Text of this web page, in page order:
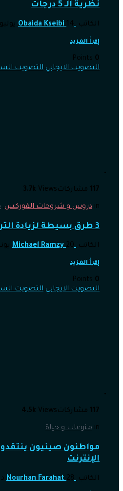
نظرية الـ 5 درجات
الكاتب Obaida Kseibi 14 يوليو، 2023, 8:20 م
إقرأ المزيد
0
التصويت الايجابي التصويت
117 مشاركات 3.7k Views
in دروس و شروحات الفوركس
3 طرق بسيطة لزيادة التركيز أثناء التداول
الكاتب Michael Ramzy 20 يونيو، 2023, 2:38 م
إقرأ المزيد
0
التصويت الايجابي التصويت
117 مشاركات 4.5k Views
in منوعات و حياة
مواطنون صينيون
الإنترنت
الكاتب Nourhan Farahat 28 ديسمبر، 2021, 10:27 ص